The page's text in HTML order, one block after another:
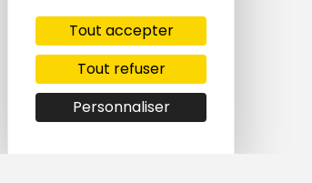
Tout accepter
Tout refuser
Personnaliser